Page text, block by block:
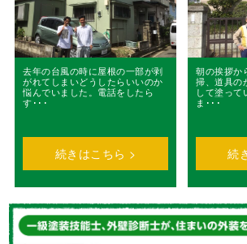
去年の台風の時に屋根の一部が剥
がれてしまいどうしたらいいのか
悩んでいました。電話をしたら
す･･･
続きはこちら >
朝の挨拶か
掃、道具の
して塗って
ま･･･
続